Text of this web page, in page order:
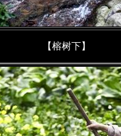
【榕树下】